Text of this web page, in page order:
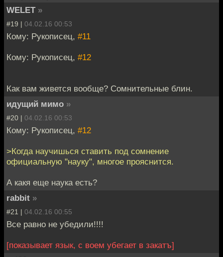
WELET »
#19 | 04.02.16 00:53
Кому: Рукописец, #11
Кому: Рукописец, #12
Как вам живется вообще? Сомнительные блин.
идущий мимо »
#20 | 04.02.16 00:53
Кому: Рукописец, #12
>Когда научишься ставить под сомнение
официальную "науку", многое прояснится.
А какя еще наука есть?
rabbit »
#21 | 04.02.16 00:55
Все равно не убедили!!!!
[показывает язык, с воем убегает в закатъ]